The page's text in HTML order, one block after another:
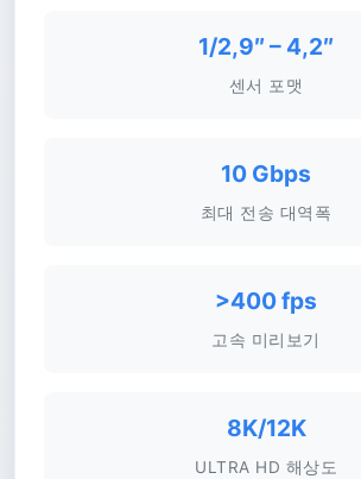
1/2,9″ – 4,2″
센서 포맷
10 Gbps
최대 전송 대역폭
>400 fps
고속 미리보기
8K/12K
ULTRA HD 해상도